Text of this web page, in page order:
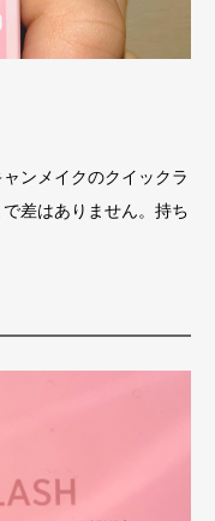
ンメイクのクイックラ
差はありません。持ち